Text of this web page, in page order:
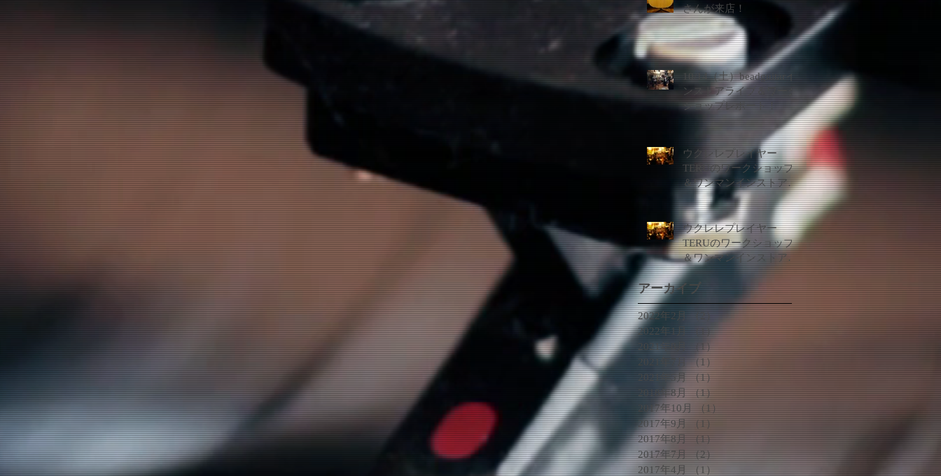
さんが来店！
10/14（土）beadguitarイ
ンストアライブ＆ワーク
ショップレポート！
ウクレレプレイヤー
TERUのワークショップ
＆ワンマンインストアラ
イブ10/14（土）17時～
ワークショップ、19時～
ライブ！
ウクレレプレイヤー
TERUのワークショップ
＆ワンマンインストアラ
イブ10/14（土）決定！
なんとフリーライブで
す！！
アーカイブ
2022年2月 （2）
2件の記事
2022年1月
（1）1件の記事
2021年8月
（1）1件の記事
2021年7月 （1）1件の記事
2021年5月 （1）1件の記事
2018年8月 （1）
2017年10月 （1）1件の記事
2017年9月
（1）
2017年8月
（1）
1件の記事
2017年7月
（2）
2件の記事
2017年4月 （1）1件の記事